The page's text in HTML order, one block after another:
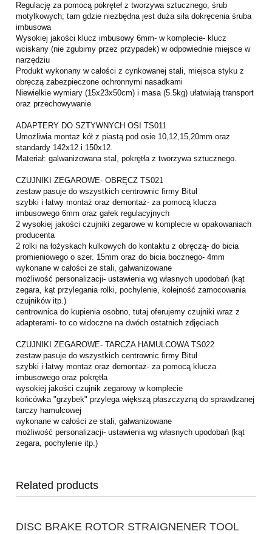
Regulację za pomocą pokręteł z tworzywa sztucznego, śrub
motylkowych; tam gdzie niezbędna jest duża siła dokręcenia śruba
imbusowa
Wysokiej jakości klucz imbusowy 6mm- w komplecie- klucz
wciskany (nie zgubimy przez przypadek) w odpowiednie miejsce w
narzędziu
Produkt wykonany w całości z cynkowanej stali, miejsca styku z
obręczą zabezpieczone ochronnymi nasadkami
Niewielkie wymiary (15x23x50cm) i masa (5.5kg) ułatwiają transport
oraz przechowywanie
ADAPTERY DO SZTYWNYCH OSI TS011
Umożliwia montaż kół z piastą pod osie 10,12,15,20mm oraz
standardy 142x12 i 150x12.
Materiał: galwanizowana stal, pokrętła z tworzywa sztucznego.
CZUJNIKI ZEGAROWE- OBRĘCZ TS021
zestaw pasuje do wszystkich centrownic firmy Bitul
szybki i łatwy montaż oraz demontaż- za pomocą klucza
imbusowego 6mm oraz gałek regulacyjnych
2 wysokiej jakości czujniki zegarowe w komplecie w opakowaniach
producenta
2 rolki na łożyskach kulkowych do kontaktu z obręczą- do bicia
promieniowego o szer. 15mm oraz do bicia bocznego- 4mm
wykonane w całości ze stali, galwanizowane
możliwość personalizacji- ustawienia wg własnych upodobań (kąt
zegara, kąt przylegania rolki, pochylenie, kolejność zamocowania
czujników itp.)
centrownica do kupienia osobno, tutaj oferujemy czujniki wraz z
adapterami- to co widoczne na dwóch ostatnich zdjęciach
CZUJNIKI ZEGAROWE- TARCZA HAMULCOWA TS022
zestaw pasuje do wszystkich centrownic firmy Bitul
szybki i łatwy montaż oraz demontaż- za pomocą klucza
imbusowego oraz pokrętła
wysokiej jakości czujnik zegarowy w komplecie
końcówka "grzybek" przylega większą płaszczyzną do sprawdzanej
tarczy hamulcowej
wykonane w całości ze stali, galwanizowane
możliwość personalizacji- ustawienia wg własnych upodobań (kąt
zegara, pochylenie itp.)
Related products
DISC BRAKE ROTOR STRAIGNENER TOOL